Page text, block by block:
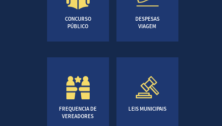
CONCURSO
PÚBLICO
DESPESAS
VIAGEM
FREQUENCIA DE
VEREADORES
LEIS MUNICIPAIS